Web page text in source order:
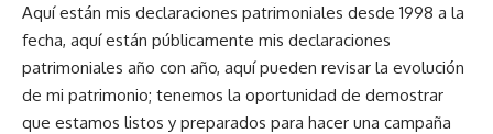
Aquí están mis declaraciones patrimoniales desde 1998 a la
fecha, aquí están públicamente mis declaraciones
patrimoniales año con año, aquí pueden revisar la evolución
de mi patrimonio; tenemos la oportunidad de demostrar
que estamos listos y preparados para hacer una campaña